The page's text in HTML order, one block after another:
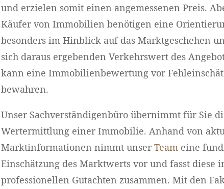
und erzielen somit einen angemessenen Preis.
Käufer von Immobilien benötigen eine
besonders im Hinblick auf das Marktgeschehen
sich daraus ergebenden Verkehrswert des
kann eine Immobilienbewertung vor
bewahren.
Unser Sachverständigenbüro übernimmt für Sie
Wertermittlung einer Immobilie. Anhand von
Marktinformationen nimmt unser Team eine
Einschätzung des Marktwerts vor und fasst diese
professionellen Gutachten zusammen. Mit den